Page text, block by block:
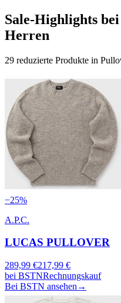
Sale-Highlights
Herren
29 reduzierte Produkte in
−25%
A.P.C.
LUCAS PULLOVER
289,99 €217,99 €
bei BSTNRechnungskauf
Bei BSTN ansehen →